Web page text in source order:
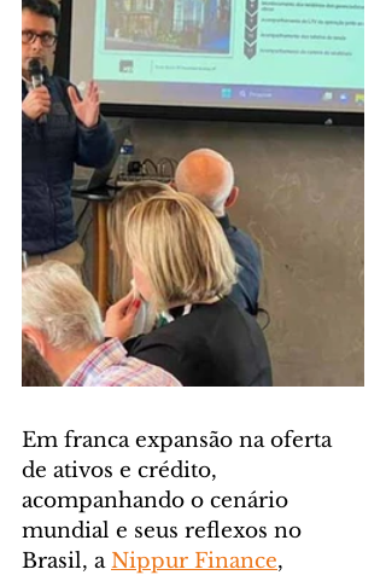
Em franca expansão na oferta
de ativos e crédito,
acompanhando o cenário
mundial e seus reflexos no
Brasil, a Nippur Finance,